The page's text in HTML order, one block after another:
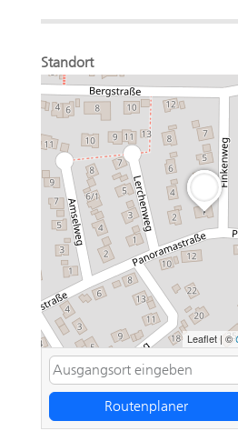
Standort
Leaflet | ©
Routenplaner